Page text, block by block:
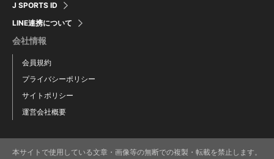
F1コラム
J SPORTS ID
LINE連携について
会社情報
会員規約
プライバシーポリシー
サイトポリシー
運営会社概要
本サイトで使用している文章・画像等の無断での複製・転載を禁止します。